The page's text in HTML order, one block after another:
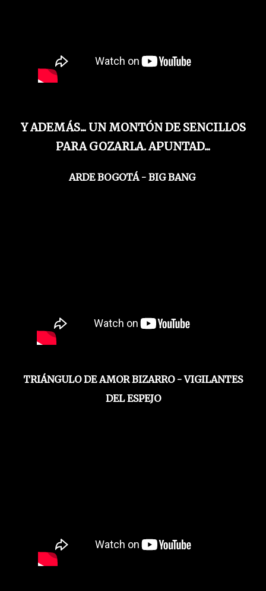
Y ADEMÁS... UN MONTÓN DE SENCILLOS
PARA GOZARLA. APUNTAD...
ARDE BOGOTÁ - BIG BANG
TRIÁNGULO DE AMOR BIZARRO - VIGILANTES
DEL ESPEJO